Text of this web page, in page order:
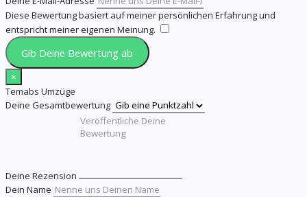
Diese Bewertung basiert auf meiner persönlichen Erfahrung und
entspricht meiner eigenen Meinung.
Gib Deine Bewertung ab
×
Temabs Umzüge
Deine Gesamtbewertung
Deine Rezension
Dein Name